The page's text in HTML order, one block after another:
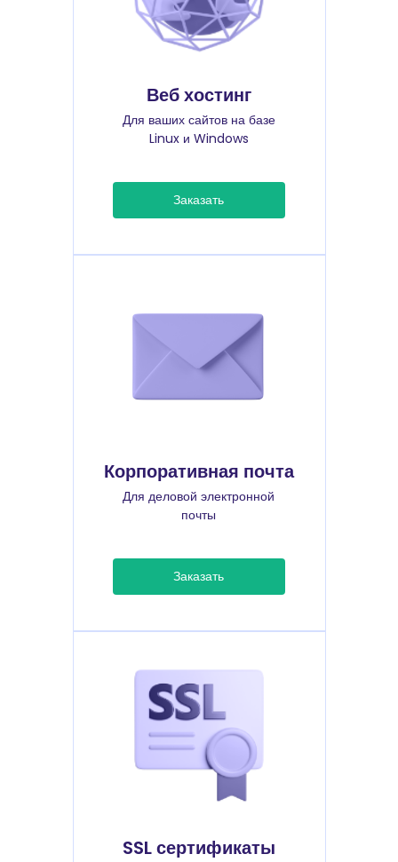
Веб хостинг
Для ваших сайтов на базе
Linux и Windows
Заказать
Корпоративная почта
Для деловой электронной
почты
Заказать
SSL сертификаты